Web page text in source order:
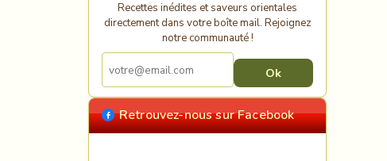
Recettes inédites et saveurs orientales
directement dans votre boîte mail. Rejoignez
notre communauté !
Retrouvez-nous sur Facebook